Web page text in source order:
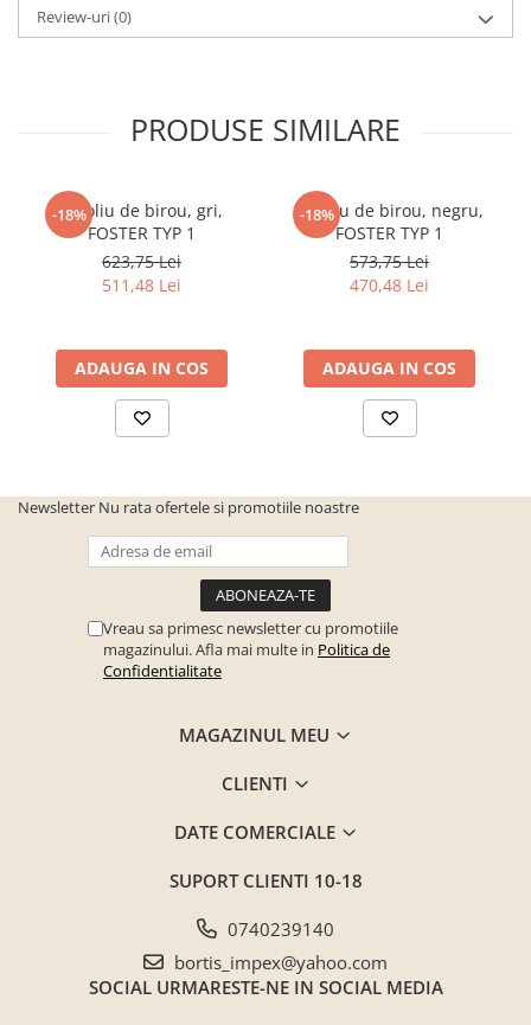
Pantofare Hol
Birouri
Birouri pe colt
Canapele birou
Mese birou
rafturi/etajere carti
Scaune Birou
Seturi mobilier birou complet
Camera copiilor
Birouri camera copilului
COVOARE PUFOASE(SHAGGY)FIR
Banci gradina si terasa
Scaune de gradina
Review-uri(0)
PRODUSE SIMILARE
-18%
Fotoliu de birou, gri,
FOSTER TYP 1
623,75 Lei
511,48 Lei
ADAUGA IN COS
-18%
Fotoliu de birou, negru,
FOSTER TYP 1
573,75 Lei
470,48 Lei
ADAUGA IN COS
Newsletter Nu rata ofertele si promotiile noastre
Vreau sa primesc newsletter cu promotiile
magazinului. Afla mai multe in Politica de
Confidentialitate
MAGAZINUL MEU
CLIENTI
DATE COMERCIALE
SUPORT CLIENTI 10-18
0740239140
bortis_impex@yahoo.com
SOCIAL URMARESTE-NE IN SOCIAL MEDIA